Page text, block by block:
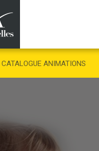
CATALOGUE ANIMATIONS